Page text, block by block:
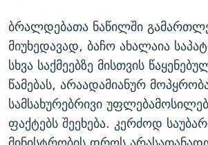
ბრალდებათა ნაწილში
მიუხედავად, ბაჩო ახალაია
სხვა საქმეებზე მისთვის
წამებას, არაადამიანურ
სამსახურებრივი
ფაქტებს შეეხება. კერძოდ